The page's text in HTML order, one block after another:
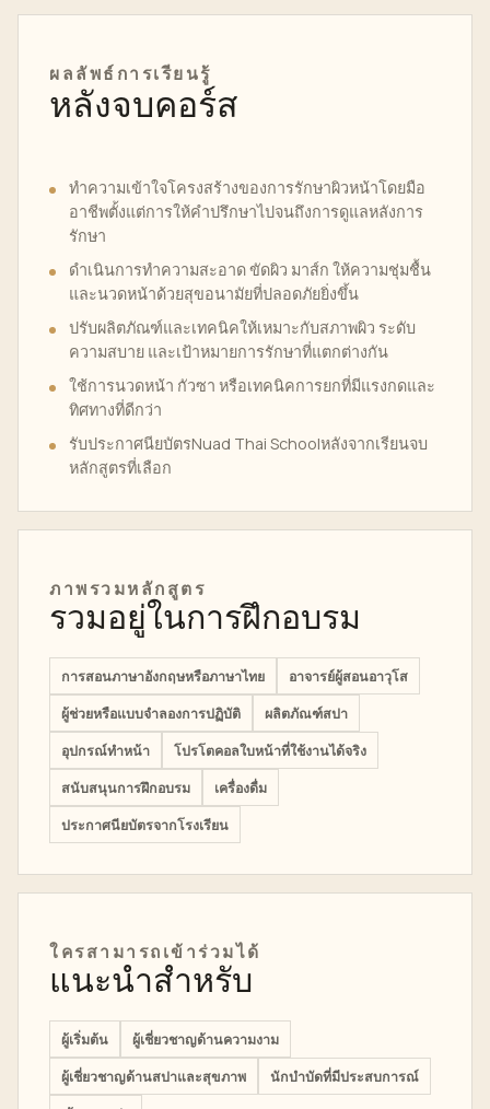
ผลลัพธ์การเรียนรู้
หลังจบคอร์ส
ทำความเข้าใจโครงสร้างของการรักษาผิวหน้าโดยมือ
อาชีพตั้งแต่การให้คำปรึกษาไปจนถึงการดูแลหลังการ
รักษา
ดำเนินการทำความสะอาด ขัดผิว มาส์ก ให้ความชุ่มชื้น
และนวดหน้าด้วยสุขอนามัยที่ปลอดภัยยิ่งขึ้น
ปรับผลิตภัณฑ์และเทคนิคให้เหมาะกับสภาพผิว ระดับ
ความสบาย และเป้าหมายการรักษาที่แตกต่างกัน
ใช้การนวดหน้า กัวซา หรือเทคนิคการยกที่มีแรงกดและ
ทิศทางที่ดีกว่า
รับประกาศนียบัตรNuad Thai Schoolหลังจากเรียนจบ
หลักสูตรที่เลือก
ภาพรวมหลักสูตร
รวมอยู่ในการฝึกอบรม
การสอนภาษาอังกฤษหรือภาษาไทย
อาจารย์ผู้สอนอาวุโส
ผู้ช่วยหรือแบบจำลองการปฏิบัติ
ผลิตภัณฑ์สปา
อุปกรณ์ทำหน้า
โปรโตคอลใบหน้าที่ใช้งานได้จริง
สนับสนุนการฝึกอบรม
เครื่องดื่ม
ประกาศนียบัตรจากโรงเรียน
ใครสามารถเข้าร่วมได้
แนะนำสำหรับ
ผู้เริ่มต้น
ผู้เชี่ยวชาญด้านความงาม
ผู้เชี่ยวชาญด้านสปาและสุขภาพ
นักบำบัดที่มีประสบการณ์